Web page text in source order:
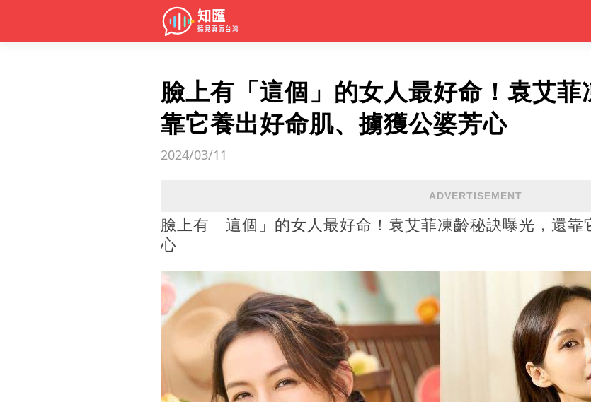
臉上有「這個」的女人最好命！袁艾菲
靠它養出好命肌、擄獲公婆芳心
2024/03/11
ADVERTISEMENT
臉上有「這個」的女人最好命！袁艾菲凍齡秘訣曝光，還
心